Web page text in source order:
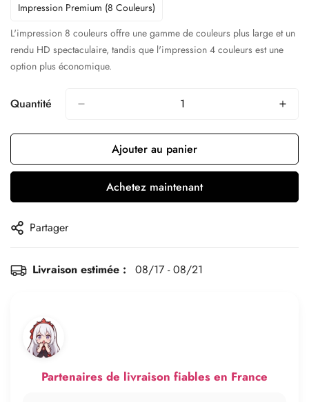
Impression Premium (8 Couleurs)
L'impression 8 couleurs offre une gamme de couleurs plus large et un
rendu HD spectaculaire, tandis que l'impression 4 couleurs est une
option plus économique.
Quantité
Ajouter au panier
Achetez maintenant
Partager
Livraison estimée : 08/17 - 08/21
Partenaires de livraison fiables en France